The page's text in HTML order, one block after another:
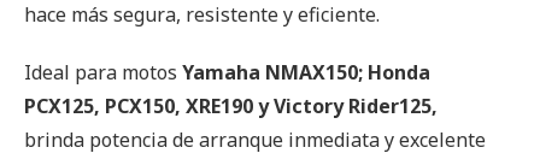
hace más segura, resistente y eficiente.
Ideal para motos Yamaha NMAX150; Honda
PCX125, PCX150, XRE190 y Victory Rider125,
brinda potencia de arranque inmediata y excelente